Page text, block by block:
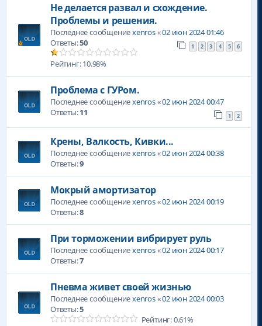
Не делается развал и схождение.
Проблемы и решения.
Последнее сообщениеxenros«02 июн 2024 01:46
Ответы:50 1 2 3 4 5 6
Рейтинг: 10.98%
Проблема с ГУРом.
Последнее сообщениеxenros«02 июн 2024 00:47
Ответы:11 1 2
Крены, Валкость, Кивки...
Последнее сообщениеxenros«02 июн 2024 00:38
Ответы:9
Мокрый амортизатор
Последнее сообщениеxenros«02 июн 2024 00:19
Ответы:8
При торможении вибрирует руль
Последнее сообщениеxenros«02 июн 2024 00:17
Ответы:7
Пневма живет своей жизнью
Последнее сообщениеxenros«02 июн 2024 00:03
Ответы:5
Рейтинг: 0.61%